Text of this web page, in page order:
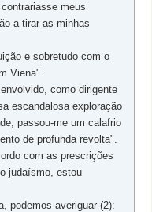
meus
a tirar as minhas
e sobretudo com o
Viena".
como dirigente
escandalosa exploração
passou-me um calafrio
de profunda revolta".
com as prescrições
judaísmo, estou
podemos averiguar (2):